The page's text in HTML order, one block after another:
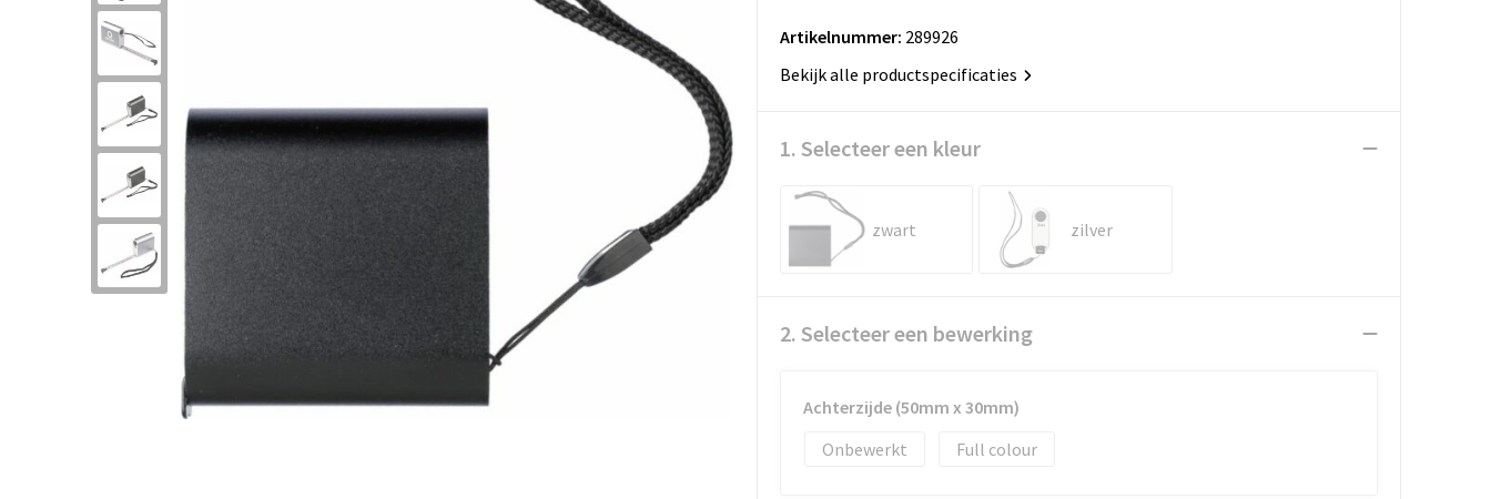
Artikelnummer: 289926
Bekijk alle productspecificaties
1. Selecteer een kleur
zwart zilver
2. Selecteer een bewerking
Achterzijde (50mm x 30mm)
Onbewerkt
Full colour